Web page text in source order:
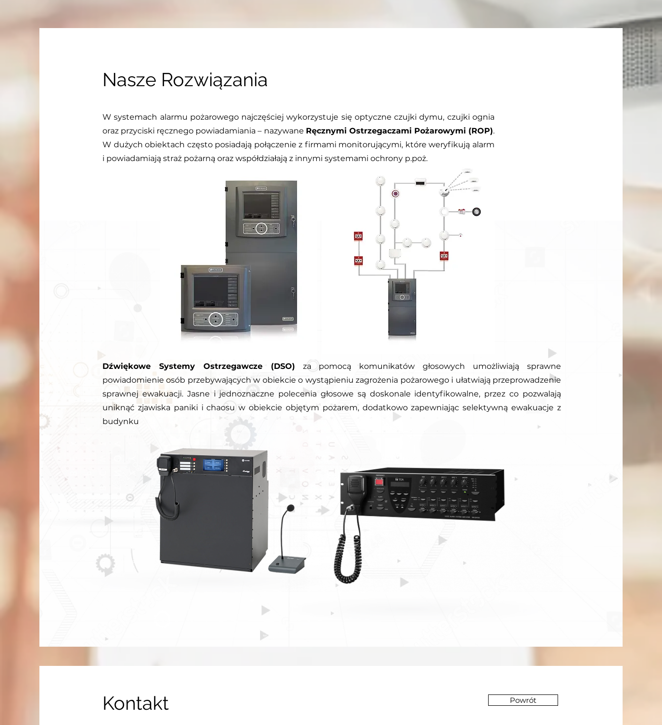
Nasze Rozwiązania
W systemach alarmu pożarowego najczęściej wykorzystuje się optyczne czujki dymu, czujki ognia
oraz przyciski ręcznego powiadamiania – nazywane Ręcznymi Ostrzegaczami Pożarowymi (ROP).
W dużych obiektach często posiadają połączenie z firmami monitorującymi, które weryfikują alarm
i powiadamiają straż pożarną oraz współdziałają z innymi systemami ochrony p.poż.
Dźwiękowe Systemy Ostrzegawcze (DSO) za pomocą komunikatów głosowych umożliwiają sprawne
powiadomienie osób przebywających w obiekcie o wystąpieniu zagrożenia pożarowego i ułatwiają przeprowadzenie
sprawnej ewakuacji. Jasne i jednoznaczne polecenia głosowe są doskonale identyfikowalne, przez co pozwalają
uniknąć zjawiska paniki i chaosu w obiekcie objętym pożarem, dodatkowo zapewniając selektywną ewakuacje z
budynku
Kontakt Powrót